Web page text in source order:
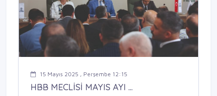
15 Mayıs 2025 , Perşembe 12:15
HBB MECLİSİ MAYIS AYI ...